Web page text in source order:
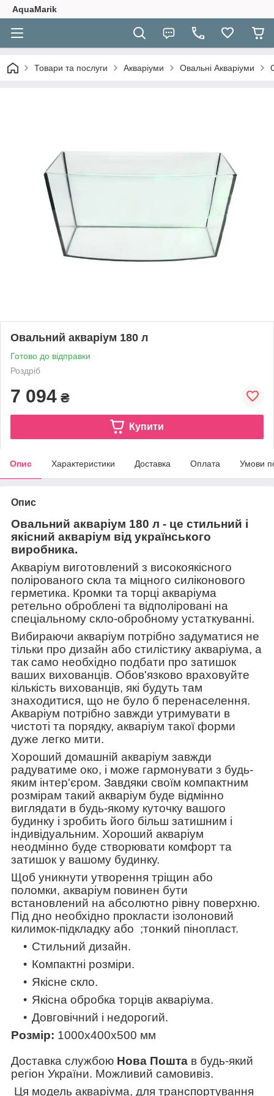
AquaMarik
Товари та послуги Акваріуми Овальні Акваріуми
Овальний акваріум 180 л
Готово до відправки
Роздріб
7 094 ₴
Купити
Опис Характеристики Доставка Оплата Умови
Опис
Овальний акваріум 180 л - це стильний і
якісний акваріум від українського
виробника.
Акваріум виготовлений з високоякісного
полірованого скла та міцного силіконового
герметика. Кромки та торці акваріума
ретельно оброблені та відполіровані на
спеціальному скло-обробному устаткуванні.
Вибираючи акваріум потрібно задуматися не
тільки про дизайн або стилістику акваріума, а
так само необхідно подбати про затишок
ваших вихованців. Обов'язково враховуйте
кількість вихованців, які будуть там
знаходитися, що не було б перенаселення.
Акваріум потрібно завжди утримувати в
чистоті та порядку, акваріум такої форми
дуже легко мити.
Хороший домашній акваріум завжди
радуватиме око, і може гармонувати з будь-
яким інтер'єром. Завдяки своїм компактним
розмірам такий акваріум буде відмінно
виглядати в будь-якому куточку вашого
будинку і зробить його більш затишним і
індивідуальним. Хороший акваріум
неодмінно буде створювати комфорт та
затишок у вашому будинку.
Щоб уникнути утворення тріщин або
поломки, акваріум повинен бути
встановлений на абсолютно рівну поверхню.
Під дно необхідно прокласти ізолоновий
килимок-підкладку або ;тонкий пінопласт.
Стильний дизайн.
Компактні розміри.
Якісне скло.
Якісна обробка торців акваріума.
Довговічний і недорогий.
Розмір: 1000х400х500 мм
Доставка службою Нова Пошта в будь-який
регіон України. Можливий самовивіз.
Ця модель акваріума, для транспортування